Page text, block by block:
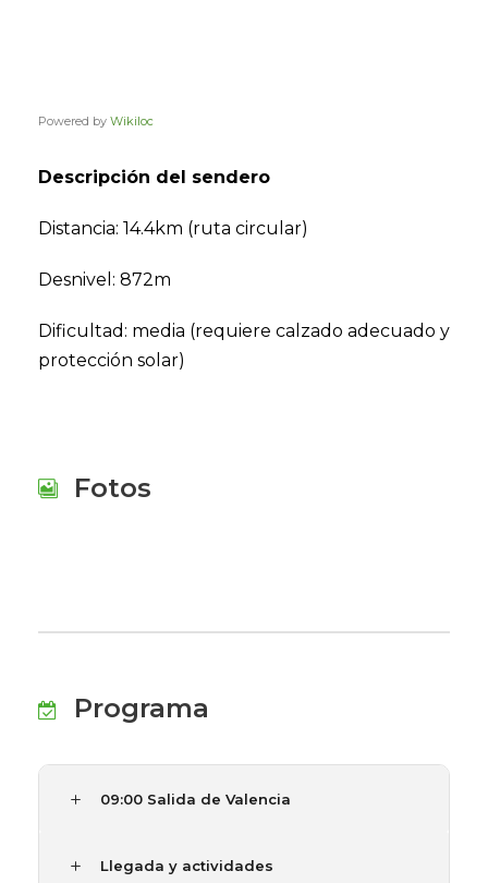
Powered by Wikiloc
Descripción del sendero
Distancia: 14.4km (ruta circular)
Desnivel: 872m
Dificultad: media (requiere calzado adecuado y
protección solar)
Fotos
Programa
09:00 Salida de Valencia
Llegada y actividades